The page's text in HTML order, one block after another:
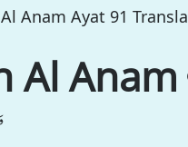
Anam Ayat 91
Al Anam